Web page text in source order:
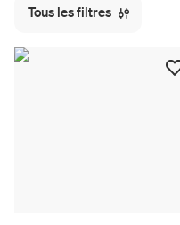
Tous les filtres